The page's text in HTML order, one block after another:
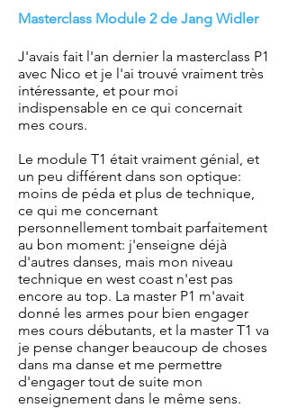
​Masterclass Module 2 de Jang Widler
J'avais fait l'an dernier la masterclass P1
avec Nico et je l'ai trouvé vraiment très
intéressante, et pour moi
indispensable en ce qui concernait
mes cours.
Le module T1 était vraiment génial, et
un peu différent dans son optique:
moins de péda et plus de technique,
ce qui me concernant
personnellement tombait parfaitement
au bon moment: j'enseigne déjà
d'autres danses, mais mon niveau
technique en west coast n'est pas
encore au top. La master P1 m'avait
donné les armes pour bien engager
mes cours débutants, et la master T1 va
je pense changer beaucoup de choses
dans ma danse et me permettre
d'engager tout de suite mon
enseignement dans le même sens.